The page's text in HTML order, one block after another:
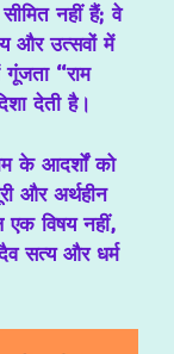
नहीं हैं; वे
और उत्सवों में
“राम
देती है।
के आदर्शों को
और अर्थहीन
विषय नहीं,
सत्य और धर्म